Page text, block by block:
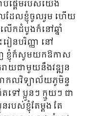
ប់ផ្ដើមរបស់យើង
លដែលខ្ញុំចូលរួម ហើយ
ើកដំ​បូង​ក៏នៅឆ្នាំ
ៀនបរិញ្ញា នៅ
ខ្ញុំក៏សូមយកឱកាស
រាយជាមួយនឹងវឌ្ឍន
កល​វិទ្យាល័យភូមិន្ទ
ទៅ ប្អូនៗ ក្មួយៗ ជា
បស់ខ្ញុំតែម្ដង តែ